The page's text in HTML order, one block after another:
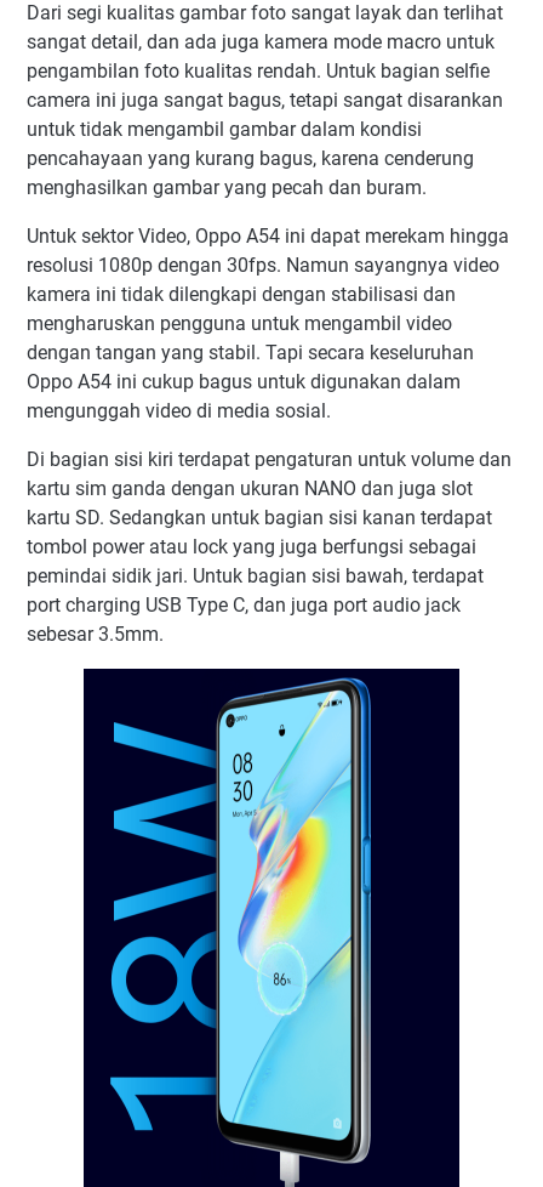
Dari segi kualitas gambar foto sangat layak dan terlihat
sangat detail, dan ada juga kamera mode macro untuk
pengambilan foto kualitas rendah. Untuk bagian selfie
camera ini juga sangat bagus, tetapi sangat disarankan
untuk tidak mengambil gambar dalam kondisi
pencahayaan yang kurang bagus, karena cenderung
menghasilkan gambar yang pecah dan buram.
Untuk sektor Video, Oppo A54 ini dapat merekam hingga
resolusi 1080p dengan 30fps. Namun sayangnya video
kamera ini tidak dilengkapi dengan stabilisasi dan
mengharuskan pengguna untuk mengambil video
dengan tangan yang stabil. Tapi secara keseluruhan
Oppo A54 ini cukup bagus untuk digunakan dalam
mengunggah video di media sosial.
Di bagian sisi kiri terdapat pengaturan untuk volume dan
kartu sim ganda dengan ukuran NANO dan juga slot
kartu SD. Sedangkan untuk bagian sisi kanan terdapat
tombol power atau lock yang juga berfungsi sebagai
pemindai sidik jari. Untuk bagian sisi bawah, terdapat
port charging USB Type C, dan juga port audio jack
sebesar 3.5mm.